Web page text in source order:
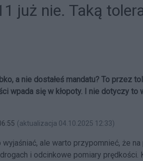
już nie. Taką
a nie dostałeś mandatu? To przez
wpada się w kłopoty. I nie dotyczy to
(aktualizacja 04.10.2025 12:33)
ale warto przypomnieć, że
i odcinkowe pomiary prędkości.